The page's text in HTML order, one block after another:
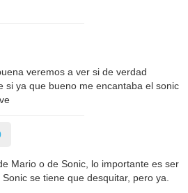
veremos a ver si de verdad
si ya que bueno me encantaba el sonic
Mario o de Sonic, lo importante es ser
se tiene que desquitar, pero ya.